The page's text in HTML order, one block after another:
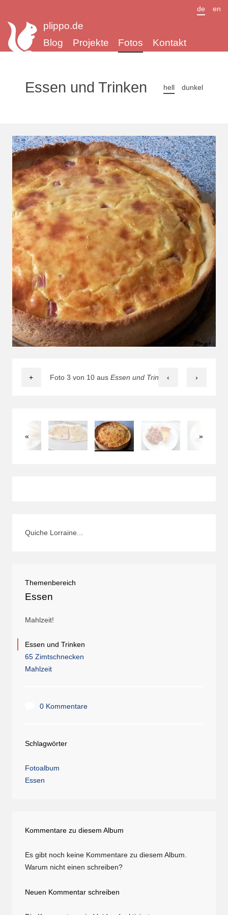
plippo.de
Blog
Projekte Fotos Kontakt
de en
Essen und Trinken hell dunkel
Foto 3 von 10 aus Essen und Trinken
+ ‹ ›
« »
Quiche Lorraine...
Themenbereich
Essen
Mahlzeit!
Essen und Trinken
65 Zimtschnecken
Mahlzeit
0 Kommentare
Schlagwörter
Fotoalbum
Essen
Kommentare zu diesem Album
Es gibt noch keine Kommentare zu diesem Album.
Warum nicht einen schreiben?
Neuen Kommentar schreiben